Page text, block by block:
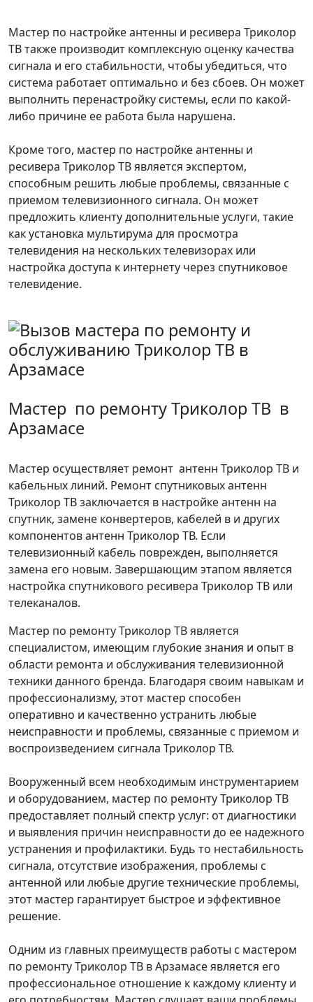
Мастер по настройке антенны и ресивера Триколор
ТВ также производит комплексную оценку качества
сигнала и его стабильности, чтобы убедиться, что
система работает оптимально и без сбоев. Он может
выполнить перенастройку системы, если по какой-
либо причине ее работа была нарушена.
Кроме того, мастер по настройке антенны и
ресивера Триколор ТВ является экспертом,
способным решить любые проблемы, связанные с
приемом телевизионного сигнала. Он может
предложить клиенту дополнительные услуги, такие
как установка мультирума для просмотра
телевидения на нескольких телевизорах или
настройка доступа к интернету через спутниковое
телевидение.
Мастер по ремонту Триколор ТВ в
Арзамасе
Мастер осуществляет ремонт антенн Триколор ТВ и
кабельных линий. Ремонт спутниковых антенн
Триколор ТВ заключается в настройке антенн на
спутник, замене конвертеров, кабелей в и других
компонентов антенн Триколор ТВ. Если
телевизионный кабель поврежден, выполняется
замена его новым. Завершающим этапом является
настройка спутникового ресивера Триколор ТВ или
телеканалов.
Мастер по ремонту Триколор ТВ является
специалистом, имеющим глубокие знания и опыт в
области ремонта и обслуживания телевизионной
техники данного бренда. Благодаря своим навыкам и
профессионализму, этот мастер способен
оперативно и качественно устранить любые
неисправности и проблемы, связанные с приемом и
воспроизведением сигнала Триколор ТВ.
Вооруженный всем необходимым инструментарием
и оборудованием, мастер по ремонту Триколор ТВ
предоставляет полный спектр услуг: от диагностики
и выявления причин неисправности до ее надежного
устранения и профилактики. Будь то нестабильность
сигнала, отсутствие изображения, проблемы с
антенной или любые другие технические проблемы,
этот мастер гарантирует быстрое и эффективное
решение.
Одним из главных преимуществ работы с мастером
по ремонту Триколор ТВ в Арзамасе является его
профессиональное отношение к каждому клиенту и